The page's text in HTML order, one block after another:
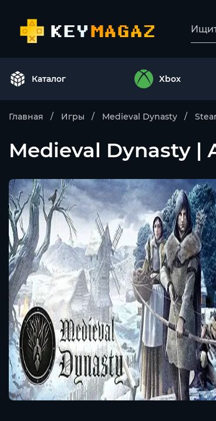
Каталог Xbox
Главная Игры Medieval Dynasty
Medieval Dynasty